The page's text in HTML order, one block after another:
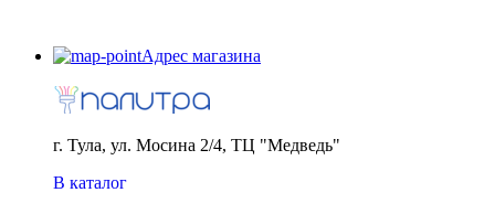
Адрес магазина
г. Тула, ул. Мосина 2/4, ТЦ "Медведь"
В каталог